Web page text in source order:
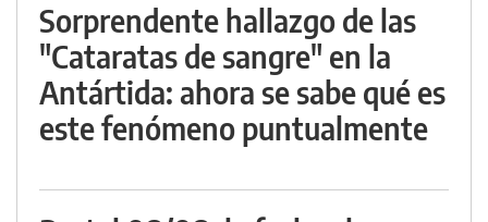
Sorprendente hallazgo de las
"Cataratas de sangre" en la
Antártida: ahora se sabe qué es
este fenómeno puntualmente